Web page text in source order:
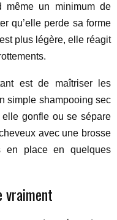
même un minimum de
qu’elle perde sa forme
plus légère, elle réagit
est de maîtriser les
simple shampooing sec
gonfle ou se sépare
avec une brosse
en place en quelques
vraiment